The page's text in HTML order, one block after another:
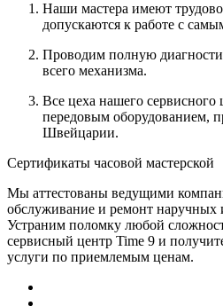
Наши мастера имеют
допускаются к работе с
Проводим полную
всего механизма.
Все цеха нашего
передовым оборудованием,
Швейцарии.
Сертификаты часовой мастерской
Мы аттестованы ведущими
обслуживание и ремонт наручных
Устраним поломку любой
сервисный центр Time 9 и
услуги по приемлемым ценам.